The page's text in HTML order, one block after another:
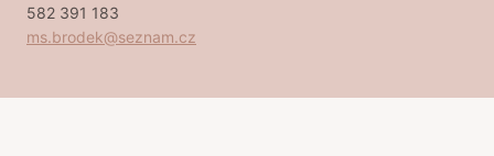
582 391 183
ms.brodek@seznam.cz